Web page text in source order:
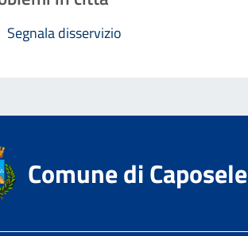
Segnala disservizio
Comune di Caposele